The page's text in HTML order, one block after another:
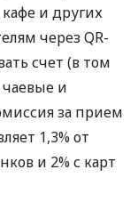
и других
через QR-
счет (в том
чаевые и
за прием
1,3% от
и 2% с карт